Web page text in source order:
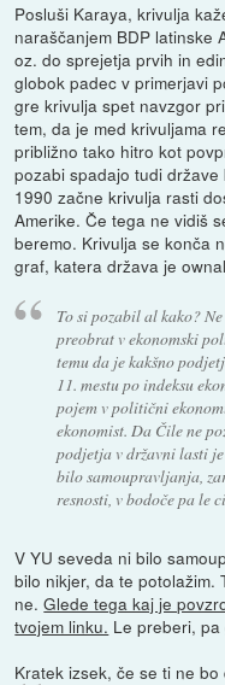
Posluši Karaya, krivulja
naraščanjem BDP latinske
oz. do sprejetja prvih in
globok padec v primerjavi
gre krivulja spet navzgor
tem, da je med krivuljama
približno tako hitro kot
pozabi spadajo tudi
1990 začne krivulja rasti
Amerike. Če tega ne vidiš
beremo. Krivulja se konča
graf, katera država je
To si pozabil al kako?
preobrat v ekonomski
temu da je kakšno
11. mestu po indeksu
pojem v politični
ekonomist. Da Čile ne
podjetja v državni lasti
bilo samoupravljanja,
resnosti, v bodoče pa le
V YU seveda ni bilo
bilo nikjer, da te potolažim.
ne.Glede tega kaj je
tvojem linku. Le preberi,
Kratek izsek, če se ti ne bo